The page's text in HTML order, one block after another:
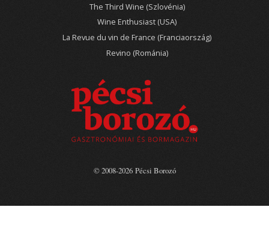
The Third Wine (Szlovénia)
Wine Enthusiast (USA)
La Revue du vin de France (Franciaország)
Revino (Románia)
© 2008-2026 Pécsi Borozó